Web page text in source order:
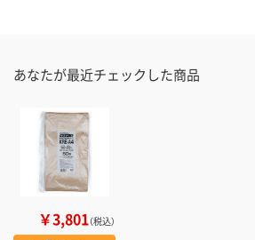
あなたが最近チェックした商品
￥3,801（税込）